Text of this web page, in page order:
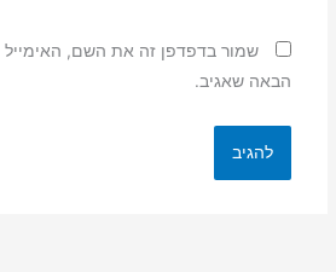
שמור בדפדפן זה את השם,
הבאה שאגיב.